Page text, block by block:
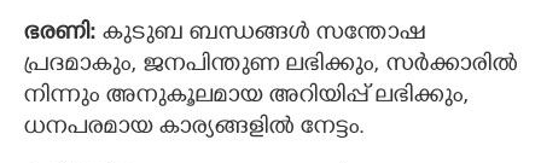
ഭരണി: കുടുബ ബന്ധങ്ങൾ സന്തോഷ
പ്രദമാകും, ജനപിന്തുണ ലഭിക്കും, സര്‍ക്കാരില്‍
നിന്നും അനുകൂലമായ അറിയിപ്പ് ലഭിക്കും,
ധനപരമായ കാര്യങ്ങളില്‍ നേട്ടം.